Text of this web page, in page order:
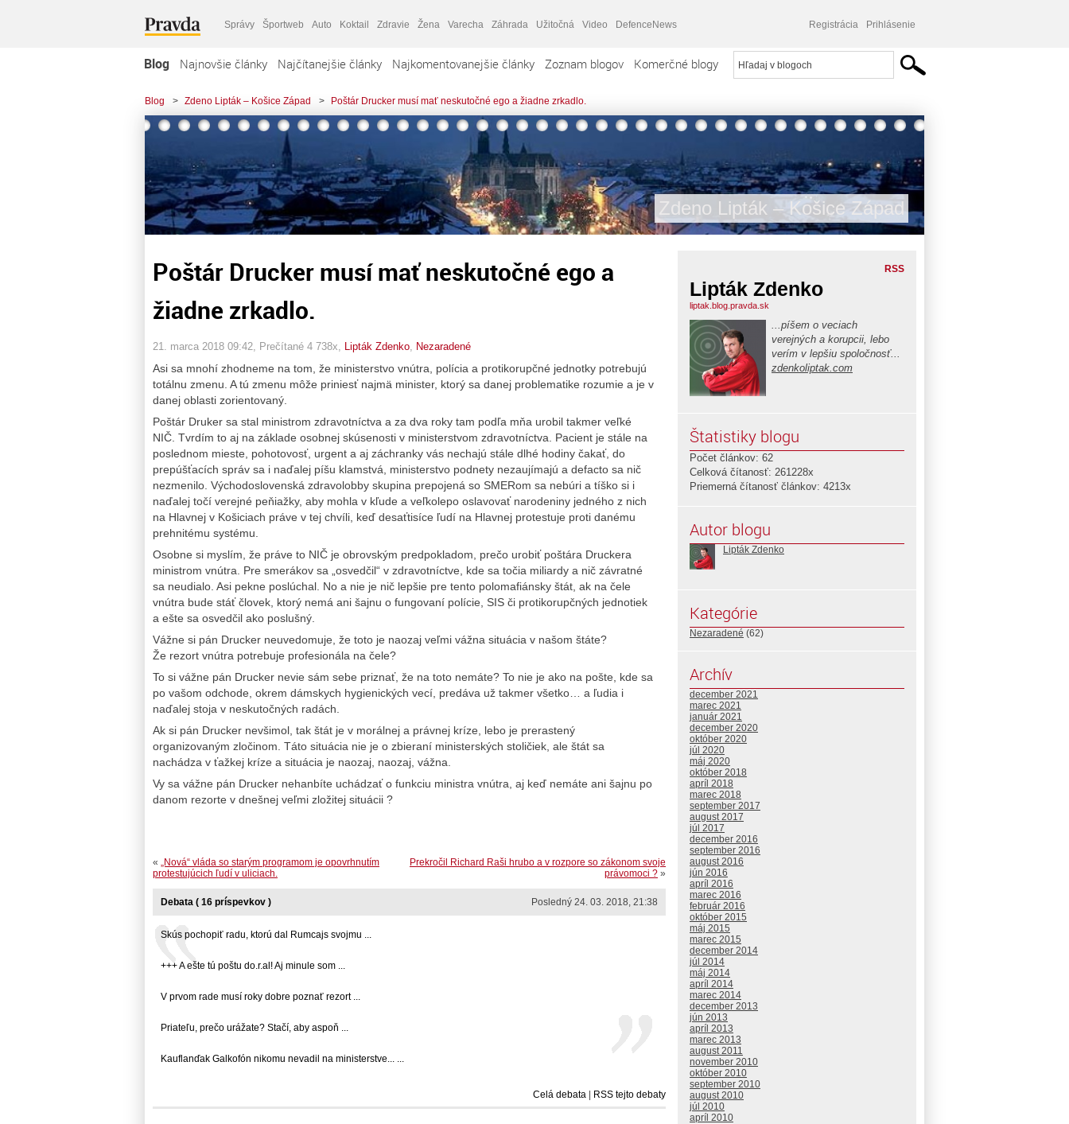
Správy Športweb Auto Koktail Zdravie Žena Varecha Záhrada Užitočná Video DefenceNews Registrácia Prihlásenie
Blog Najnovšie články Najčítanejšie články Najkomentovanejšie články Zoznam blogov Komerčné blogy
Blog > Zdeno Lipták – Košice Západ > Poštár Drucker musí mať neskutočné ego a žiadne zrkadlo.
Zdeno Lipták – Košice Západ
Poštár Drucker musí mať neskutočné ego a
žiadne zrkadlo.
21. marca 2018 09:42 , Prečítané 4 738x, Lipták Zdenko Nezaradené
Asi sa mnohí zhodneme na tom, že ministerstvo vnútra, polícia a protikorupčné jednotky potrebujú
totálnu zmenu. A tú zmenu môže priniesť najmä minister, ktorý sa danej problematike rozumie a je v
danej oblasti zorientovaný.
Poštár Druker sa stal ministrom zdravotníctva a za dva roky tam podľa mňa urobil takmer veľké
NIČ. Tvrdím to aj na základe osobnej skúsenosti v ministerstvom zdravotníctva. Pacient je stále na
poslednom mieste, pohotovosť, urgent a aj záchranky vás nechajú stále dlhé hodiny čakať, do
prepúšťacích správ sa i naďalej píšu klamstvá, ministerstvo podnety nezaujímajú a defacto sa nič
nezmenilo. Východoslovenská zdravolobby skupina prepojená so SMERom sa nebúri a tíško si i
naďalej točí verejné peňiažky, aby mohla v kľude a veľkolepo oslavovať narodeniny jedného z nich
na Hlavnej v Košiciach práve v tej chvíli, keď desaťtisíce ľudí na Hlavnej protestuje proti danému
prehnitému systému.
Osobne si myslím, že práve to NIČ je obrovským predpokladom, prečo urobiť poštára Druckera
ministrom vnútra. Pre smerákov sa „osvedčil“ v zdravotníctve, kde sa točia miliardy a nič závratné
sa neudialo. Asi pekne poslúchal. No a nie je nič lepšie pre tento polomafiánsky štát, ak na čele
vnútra bude stáť človek, ktorý nemá ani šajnu o fungovaní polície, SIS či protikorupčných jednotiek
a ešte sa osvedčil ako poslušný.
Vážne si pán Drucker neuvedomuje, že toto je naozaj veľmi vážna situácia v našom štáte?
Že rezort vnútra potrebuje profesionála na čele?
To si vážne pán Drucker nevie sám sebe priznať, že na toto nemáte? To nie je ako na pošte, kde sa
po vašom odchode, okrem dámskych hygienických vecí, predáva už takmer všetko… a ľudia i
naďalej stoja v neskutočných radách.
Ak si pán Drucker nevšimol, tak štát je v morálnej a právnej kríze, lebo je prerastený
organizovaným zločinom. Táto situácia nie je o zbieraní ministerských stoličiek, ale štát sa
nachádza v ťažkej kríze a situácia je naozaj, naozaj, vážna.
Vy sa vážne pán Drucker nehanbíte uchádzať o funkciu ministra vnútra, aj keď nemáte ani šajnu po
danom rezorte v dnešnej veľmi zložitej situácii ?
Prekročil Richard Raši hrubo a v rozpore so zákonom svoje
právomoci ? »
« „Nová“ vláda so starým programom je opovrhnutím
protestujúcich ľudí v uliciach.
Posledný 24. 03. 2018, 21:38
Debata ( 16 príspevkov )
Skús pochopiť radu, ktorú dal Rumcajs svojmu ...
+++ A ešte tú poštu do.r.al! Aj minule som ...
V prvom rade musí roky dobre poznať rezort ...
Priateľu, prečo urážate? Stačí, aby aspoň ...
Kauflanďak Galkofón nikomu nevadil na ministerstve... ...
Celá debata RSS tejto debaty
RSS
Lipták Zdenko
liptak.blog.pravda.sk
...píšem o veciach
verejných a korupcii, lebo
verím v lepšiu spoločnosť...
zdenkoliptak.com
Štatistiky blogu
Počet článkov: 62
Celková čítanosť: 261228x
Priemerná čítanosť článkov: 4213x
Autor blogu
Lipták Zdenko
Kategórie
Nezaradené (62)
Archív
december 2021
marec 2021
január 2021
december 2020
október 2020
júl 2020
máj 2020
október 2018
apríl 2018
marec 2018
september 2017
august 2017
júl 2017
december 2016
september 2016
august 2016
jún 2016
apríl 2016
marec 2016
február 2016
október 2015
máj 2015
marec 2015
december 2014
júl 2014
máj 2014
apríl 2014
marec 2014
december 2013
jún 2013
apríl 2013
marec 2013
august 2011
november 2010
október 2010
september 2010
august 2010
júl 2010
apríl 2010